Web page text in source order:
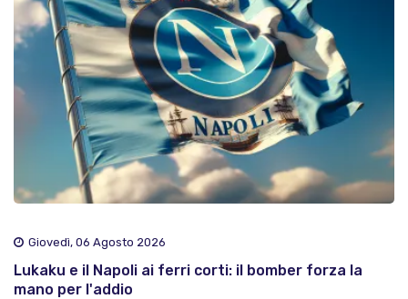
Giovedì, 06 Agosto 2026
Lukaku e il Napoli ai ferri corti: il bomber forza la
mano per l'addio